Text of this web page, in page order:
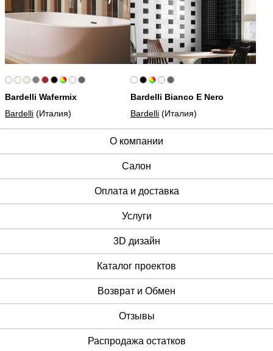
Bardelli Wafermix
Bardelli (Италия)
Bardelli Bianco E Nero
Bardelli (Италия)
О компании
Cалон
Оплата и доставка
Услуги
3D дизайн
Каталог проектов
Возврат и Обмен
Отзывы
Распродажа остатков